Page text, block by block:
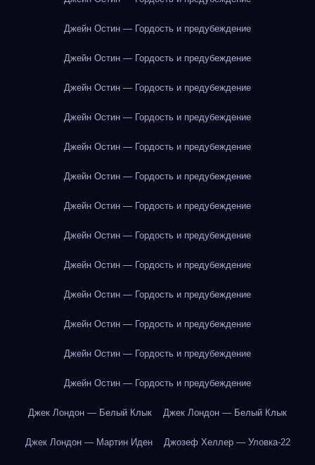
Джейн Остин — Гордость и предубеждение
Джейн Остин — Гордость и предубеждение
Джейн Остин — Гордость и предубеждение
Джейн Остин — Гордость и предубеждение
Джейн Остин — Гордость и предубеждение
Джейн Остин — Гордость и предубеждение
Джейн Остин — Гордость и предубеждение
Джейн Остин — Гордость и предубеждение
Джейн Остин — Гордость и предубеждение
Джейн Остин — Гордость и предубеждение
Джейн Остин — Гордость и предубеждение
Джейн Остин — Гордость и предубеждение
Джейн Остин — Гордость и предубеждение
Джек Лондон — Белый Клык Джек Лондон — Белый Клык
Джек Лондон — Мартин Иден Джозеф Хеллер — Уловка-22